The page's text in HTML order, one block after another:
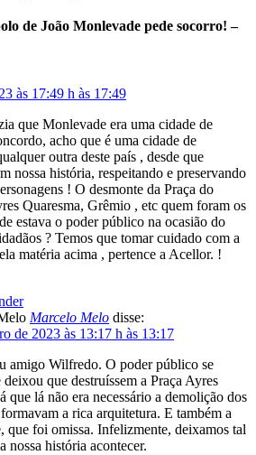
de João Monlevade pede socorro! –
às 17:49 h às 17:49
que Monlevade era uma cidade de
acho que é uma cidade de
outra deste país , desde que
nossa história, respeitando e preservando
! O desmonte da Praça do
Quaresma, Grêmio , etc quem foram os
estava o poder público na ocasião do
? Temos que tomar cuidado com a
matéria acima , pertence a Acellor. !
Marcelo Melo disse:
de 2023 às 13:17 h às 13:17
amigo Wilfredo. O poder público se
que destruíssem a Praça Ayres
que lá não era necessário a demolição dos
a rica arquitetura. E também a
que foi omissa. Infelizmente, deixamos tal
nossa história acontecer.